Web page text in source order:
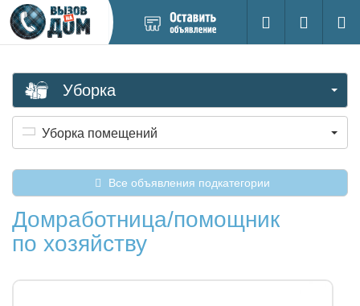
новое
Поиск
Вход на
Уборка
Уборка помещений
Все объявления подкатегории
Домработница/помощник
по хозяйству